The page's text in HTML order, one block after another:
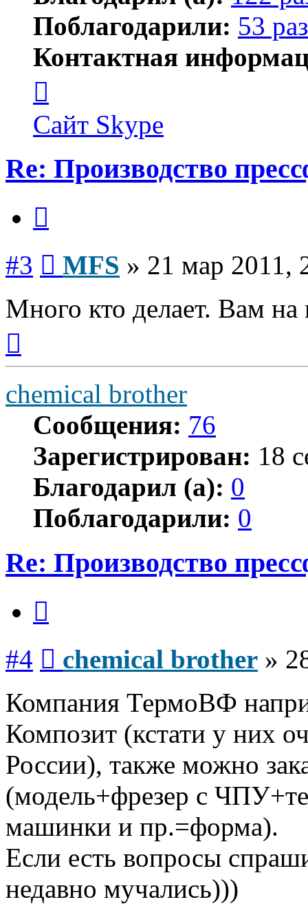
Поблагодарили: 53
Контактная
пользователя
MFS
Сайт Skype
Re: Производство
#3 MFS » 21 мар 2011,
Много кто делает. Вам
началу
chemical brother
Сообщения: 76
Зарегистрирован: 18
Благодарил (а): 0
Поблагодарили: 0
Re: Производство
#4 chemical brother »
Компания ТермоВФ
Композит (кстати у них
России), также можно
(модель+фрезер с
машинки и пр.=форма).
Если есть вопросы
недавно мучались)))